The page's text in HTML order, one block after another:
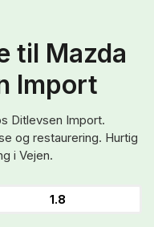
til Mazda
Import
Ditlevsen Import.
og restaurering. Hurtig
i Vejen.
1.8